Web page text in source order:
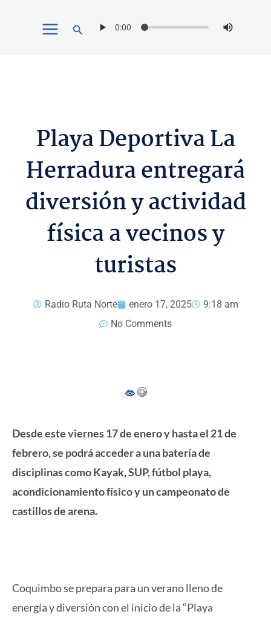
Buscar
Playa Deportiva La
Herradura entregará
diversión y actividad
física a vecinos y
turistas
Radio Ruta Norte enero 17, 2025
9:18 am
No Comments
Desde este viernes 17 de enero y hasta el 21 de
febrero, se podrá acceder a una batería de
disciplinas como Kayak, SUP, fútbol playa,
acondicionamiento físico y un campeonato de
castillos de arena.
Coquimbo se prepara para un verano lleno de
energía y diversión con el inicio de la “Playa